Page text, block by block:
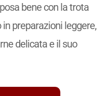
bene con la trota
preparazioni leggere,
delicata e il suo